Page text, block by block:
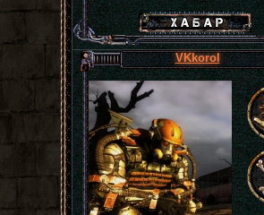
Хабар сталкера
VKkorol